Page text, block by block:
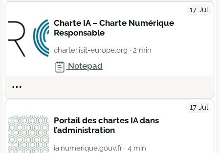
17 Jul
Charte IA – Charte Numérique
Responsable
charter.isit-europe.org · 2 min
Notepad
17 Jul
Portail des chartes IA dans
l’administration
ia.numerique.gouv.fr · 4 min